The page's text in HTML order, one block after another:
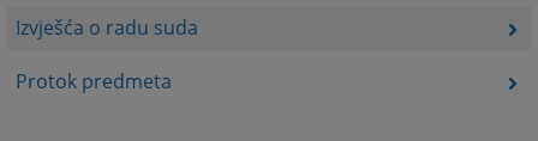
Izvješća o radu suda
Protok predmeta